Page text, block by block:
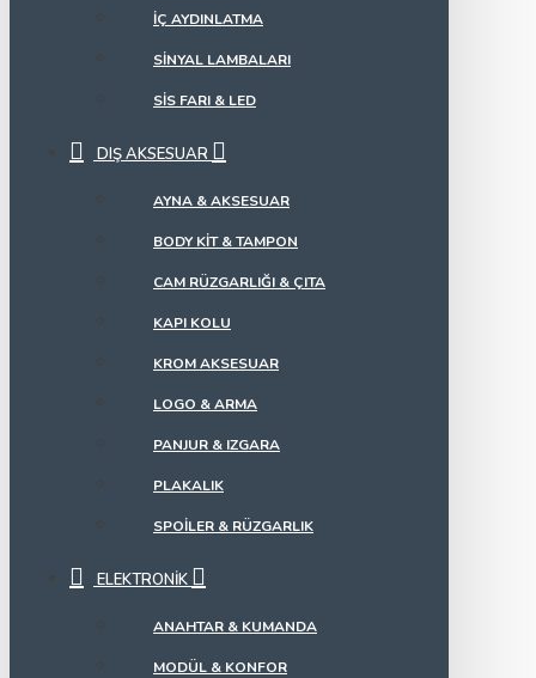
İÇ AYDINLATMA
SINYAL LAMBALARI
SIS FARI & LED
DIŞ AKSESUAR
AYNA & AKSESUAR
BODY KIT & TAMPON
CAM RÜZGARLIĞI & ÇITA
KAPI KOLU
KROM AKSESUAR
LOGO & ARMA
PANJUR & IZGARA
PLAKALIK
SPOILER & RÜZGARLIK
ELEKTRONIK
ANAHTAR & KUMANDA
MODÜL & KONFOR